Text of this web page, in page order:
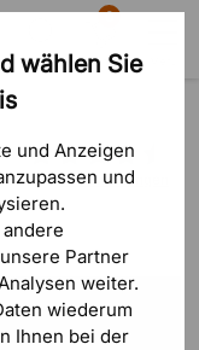
wählen Sie
und Anzeigen
und
Partner
weiter.
wiederum
Ihnen bei der
Suche
0
Warenkorb
31 Bewertungen